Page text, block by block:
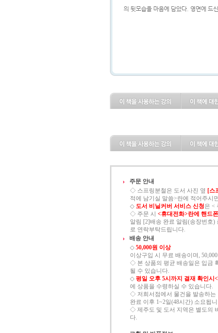
의 뒷모습을 마음에 담았다 영면에 드
주문 안내
◇ 스프링분철은 도서 사진 옆 [스
적에 남기실 말씀>란에 적어주시
◇ 도서 비닐커버 서비스 신청은 <
◇ 주문 시 <휴대전화>란에 핸드
알림 [2]배송 완료 알림(송장번호)
로 연락부탁드립니다.
배송 안내
◇ 50,000원 이상
이상구입 시 무료 배송이며,
◇ 본 상품의 평균 배송일은 입금
될 수 있습니다.
◇ 평일 오후 5시까지 결재 확인
에 상품을 수령하실 수 있습니다.
◇ 저희서점에서 물건을 발송하는
완료 이후 1~2일(48시간) 소요됩
◇ 제주도 및 도서 지역은 별도의
다.